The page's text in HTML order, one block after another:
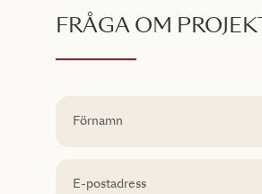
FRÅGA OM PROJEKT